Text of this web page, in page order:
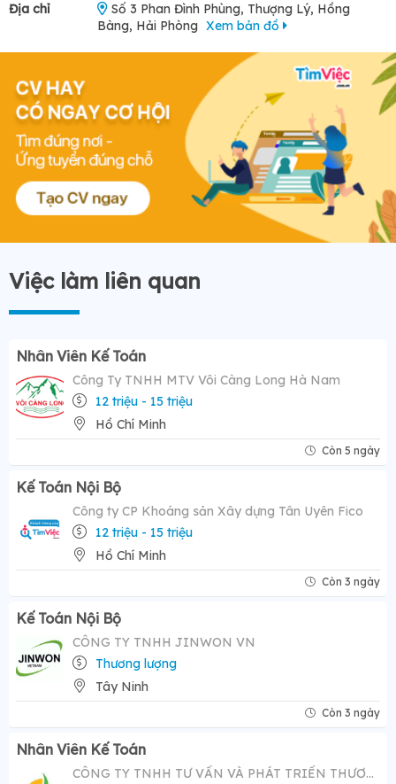
Địa chỉ
Số 3 Phan Đình Phùng, Thượng Lý, Hồng
Bàng, Hải Phòng Xem bản đồ
Việc làm liên quan
Nhân Viên Kế Toán
Công Ty TNHH MTV Vôi Càng Long Hà Nam
12 triệu - 15 triệu
Hồ Chí Minh
Còn 5 ngày
Kế Toán Nội Bộ
Công ty CP Khoáng sản Xây dựng Tân Uyên Fico
12 triệu - 15 triệu
Hồ Chí Minh
Còn 3 ngày
Kế Toán Nội Bộ
CÔNG TY TNHH JINWON VN
Thương lượng
Tây Ninh
Còn 3 ngày
Nhân Viên Kế Toán
CÔNG TY TNHH TƯ VẤN VÀ PHÁT TRIỂN THƯƠNG HIỆU AMC VIỆT NAM